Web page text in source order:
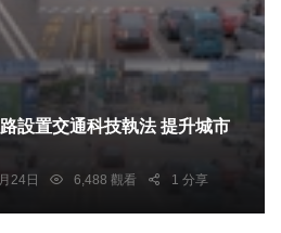
交通科技執法 提升城市
24日 6,488 觀看 1 分享